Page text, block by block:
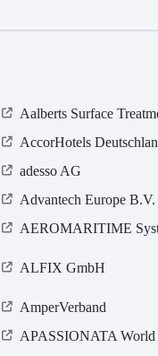
Aalberts Surface
AccorHotels
adesso AG
Advantech Europe B.V.
AEROMARITIME
ALFIX GmbH
AmperVerband
APASSIONATA World